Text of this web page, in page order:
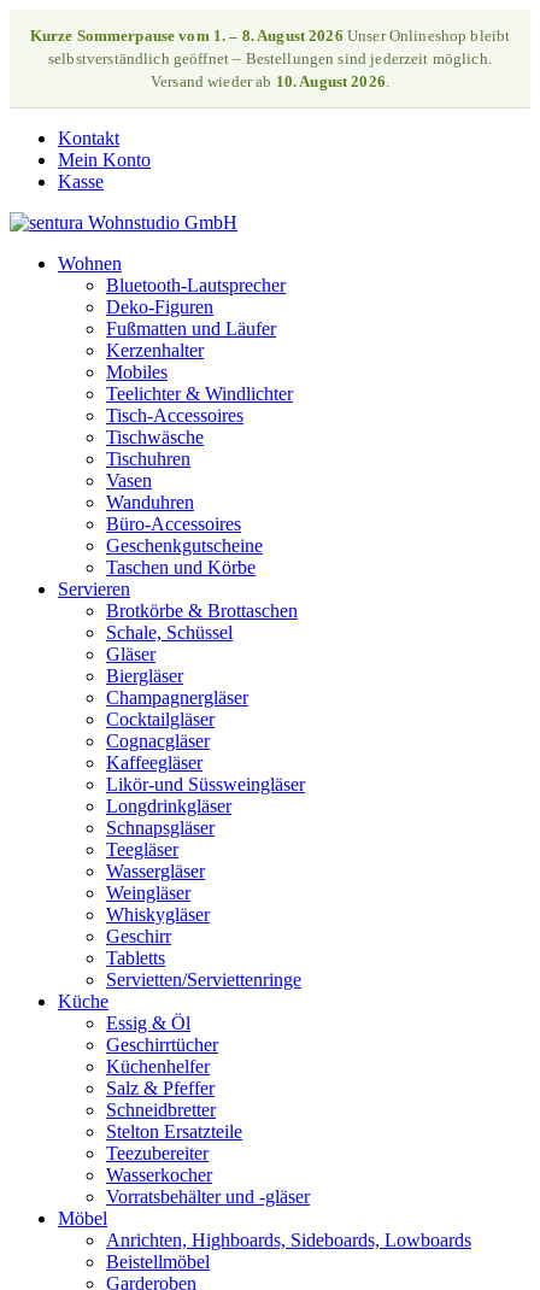
Kurze Sommerpause vom 1. – 8. August 2026 Unser Onlineshop bleibt
selbstverständlich geöffnet – Bestellungen sind jederzeit möglich.
Versand wieder ab 10. August 2026.
Kontakt
Mein Konto
Kasse
Wohnen
Bluetooth-Lautsprecher
Deko-Figuren
Fußmatten und Läufer
Kerzenhalter
Mobiles
Teelichter & Windlichter
Tisch-Accessoires
Tischwäsche
Tischuhren
Vasen
Wanduhren
Büro-Accessoires
Geschenkgutscheine
Taschen und Körbe
Servieren
Brotkörbe & Brottaschen
Schale, Schüssel
Gläser
Biergläser
Champagnergläser
Cocktailgläser
Cognacgläser
Kaffeegläser
Likör-und Süssweingläser
Longdrinkgläser
Schnapsgläser
Teegläser
Wassergläser
Weingläser
Whiskygläser
Geschirr
Tabletts
Servietten/Serviettenringe
Küche
Essig & Öl
Geschirrtücher
Küchenhelfer
Salz & Pfeffer
Schneidbretter
Stelton Ersatzteile
Teezubereiter
Wasserkocher
Vorratsbehälter und -gläser
Möbel
Anrichten, Highboards, Sideboards, Lowboards
Beistellmöbel
Garderoben